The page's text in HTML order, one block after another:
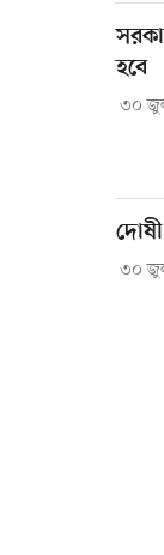
হবে
৩০
দোষী
৩০